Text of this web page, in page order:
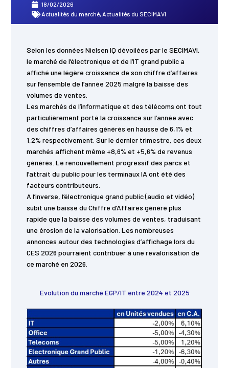
18/02/2026
Actualités du marché,Actualités du SECIMAVI
Selon les données Nielsen IQ dévoilées par le SECIMAVI,
le marché de l’électronique et de l’IT grand public a
affiché une légère croissance de son chiffre d’affaires
sur l’ensemble de l’année 2025 malgré la baisse des
volumes de ventes.
Les marchés de l’informatique et des télécoms ont tout
particulièrement porté la croissance sur l’année avec
des chiffres d’affaires générés en hausse de 6,1% et
1,2% respectivement. Sur le dernier trimestre, ces deux
marchés affichent même +8,6% et +5,6% de revenus
générés. Le renouvellement progressif des parcs et
l’attrait du public pour les terminaux IA ont été des
facteurs contributeurs.
A l’inverse, l’électronique grand public (audio et vidéo)
subit une baisse du Chiffre d’Affaires généré plus
rapide que la baisse des volumes de ventes, traduisant
une érosion de la valorisation. Les nombreuses
annonces autour des technologies d’affichage lors du
CES 2026 pourraient contribuer à une revalorisation de
ce marché en 2026.
Evolution du marché EGP/IT entre 2024 et 2025